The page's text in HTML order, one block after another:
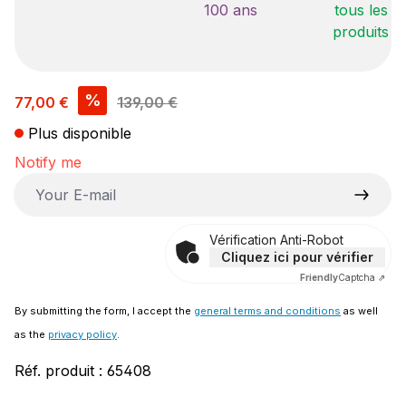
100 ans
tous les
produits
Prix de vente :
77,00 € %
139,00 €
Plus disponible
Notify me
Vérification Anti-Robot
Cliquez ici pour vérifier
FriendlyCaptcha ⇗
By submitting the form, I accept the general terms and conditions as well
as the privacy policy.
Réf. produit : 65408